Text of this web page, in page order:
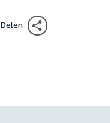
Delen